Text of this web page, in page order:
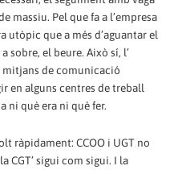
massiu. Pel que fa a l’empresa
utòpic que a més d’aguantar el
sobre, el beure. Això sí, l’
mitjans de comunicació
en alguns centres de treball
ni què era ni què fer.
ràpidament: CCOO i UGT no
CGT’ sigui com sigui. I la